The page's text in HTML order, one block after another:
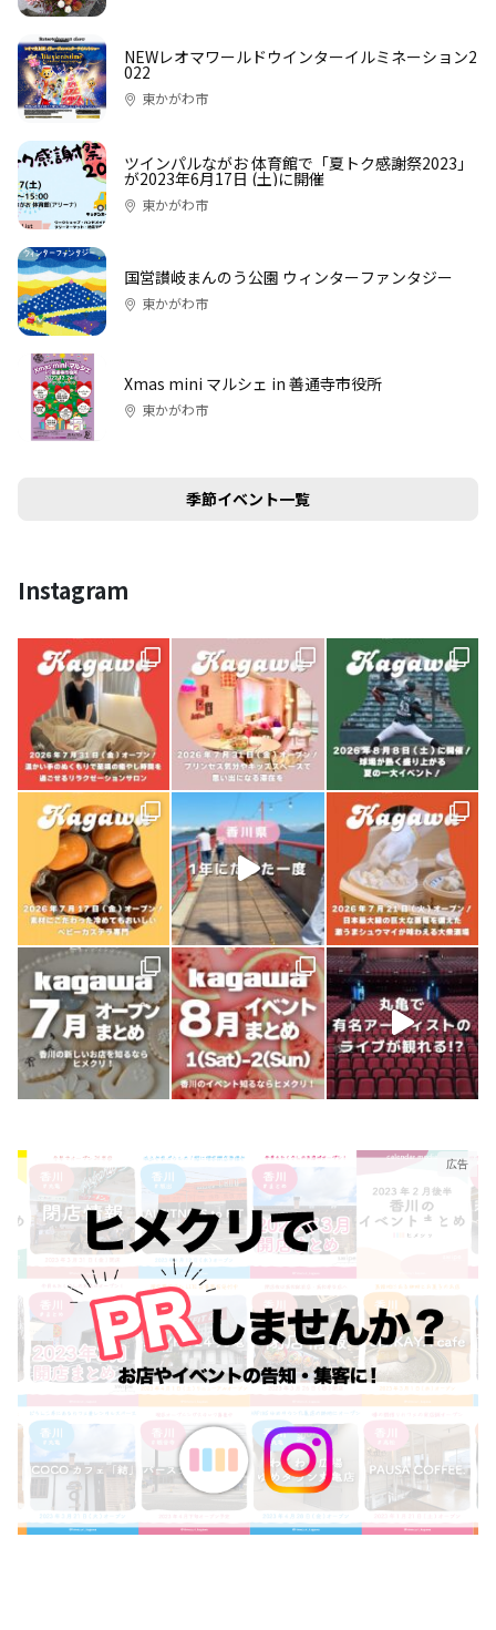
NEWレオマワールドウインターイルミネーション2
022
東かがわ市
ツインパルながお 体育館で「夏トク感謝祭2023」
が2023年6月17日 (土)に開催
東かがわ市
国営讃岐まんのう公園 ウィンターファンタジー
東かがわ市
Xmas mini マルシェ in 善通寺市役所
東かがわ市
季節イベント一覧
Instagram